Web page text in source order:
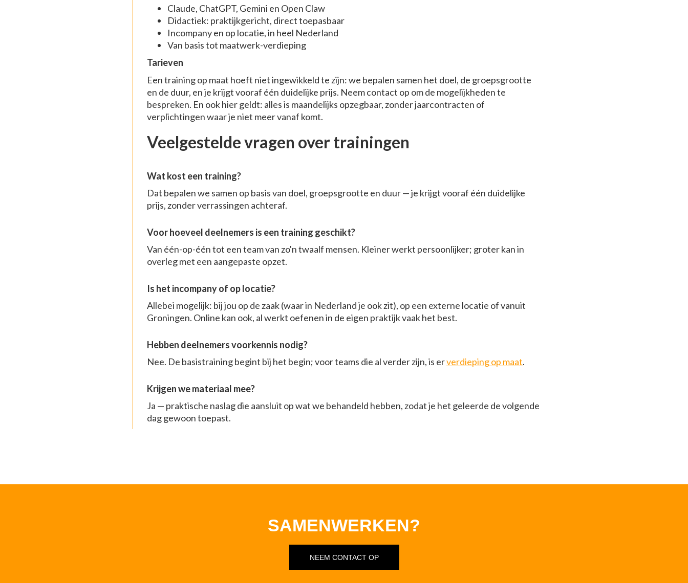
Claude, ChatGPT, Gemini en Open Claw
Didactiek: praktijkgericht, direct toepasbaar
Incompany en op locatie, in heel Nederland
Van basis tot maatwerk-verdieping
Tarieven
Een training op maat hoeft niet ingewikkeld te zijn: we bepalen samen het doel, de groepsgrootte
en de duur, en je krijgt vooraf één duidelijke prijs. Neem contact op om de mogelijkheden te
bespreken. En ook hier geldt: alles is maandelijks opzegbaar, zonder jaarcontracten of
verplichtingen waar je niet meer vanaf komt.
Veelgestelde vragen over trainingen
Wat kost een training?
Dat bepalen we samen op basis van doel, groepsgrootte en duur — je krijgt vooraf één duidelijke
prijs, zonder verrassingen achteraf.
Voor hoeveel deelnemers is een training geschikt?
Van één-op-één tot een team van zo'n twaalf mensen. Kleiner werkt persoonlijker; groter kan in
overleg met een aangepaste opzet.
Is het incompany of op locatie?
Allebei mogelijk: bij jou op de zaak (waar in Nederland je ook zit), op een externe locatie of vanuit
Groningen. Online kan ook, al werkt oefenen in de eigen praktijk vaak het best.
Hebben deelnemers voorkennis nodig?
Nee. De basistraining begint bij het begin; voor teams die al verder zijn, is erverdieping op maat.
Krijgen we materiaal mee?
Ja — praktische naslag die aansluit op wat we behandeld hebben, zodat je het geleerde de volgende
dag gewoon toepast.
SAMENWERKEN?
NEEM CONTACT OP